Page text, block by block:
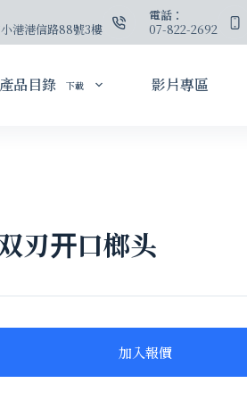
港港信路88號3樓
電話：
07-822-2692
品目錄 下載 影片專區
刃开口榔头
加入報價